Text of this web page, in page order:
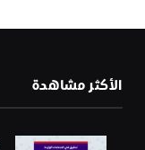
الأكثر مشاهدة